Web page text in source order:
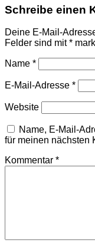
Schreibe einen
Deine E-Mail-
Felder sind mit*
Name *
E-Mail-Adresse *
Website
Name, E-Mail-
für meinen nächsten
Kommentar *